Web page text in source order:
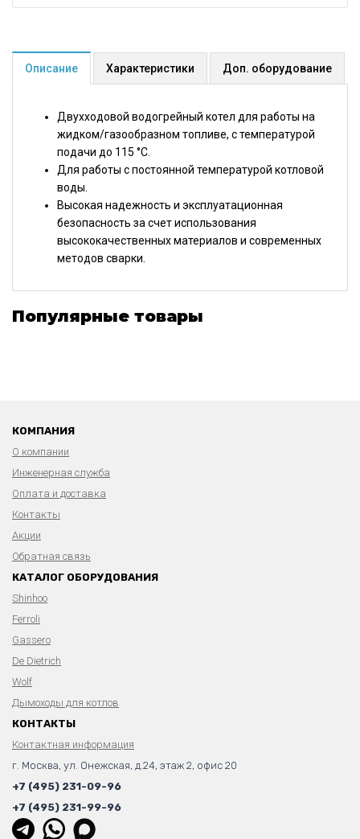
Описание Характеристики Доп. оборудование
Двухходовой водогрейный котел для работы на
жидком/газообразном топливе, с температурой
подачи до 115 °C.
Для работы с постоянной температурой котловой
воды.
Высокая надежность и эксплуатационная
безопасность за счет использования
высококачественных материалов и современных
методов сварки.
Популярные товары
КОМПАНИЯ
О компании
Инженерная служба
Оплата и доставка
Контакты
Акции
Обратная связь
КАТАЛОГ ОБОРУДОВАНИЯ
Shinhoo
Ferroli
Gassero
De Dietrich
Wolf
Дымоходы для котлов
КОНТАКТЫ
Контактная информация
г. Москва, ул. Онежская, д.24, этаж 2, офис 20
+7 (495) 231-09-96
+7 (495) 231-99-96